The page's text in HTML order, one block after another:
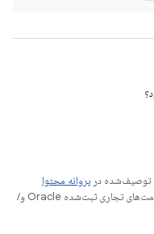
توصیف‌شده در پروانه محتوا
هستند. جاوا و OpenJDK علامت‌های تجاری یا علامت‌های تجاری ثبت‌شده Oracle و/